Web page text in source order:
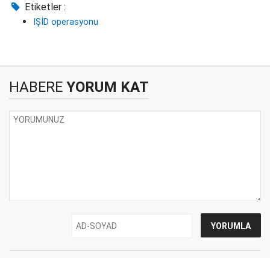
Etiketler :
IŞİD operasyonu
HABERE YORUM KAT